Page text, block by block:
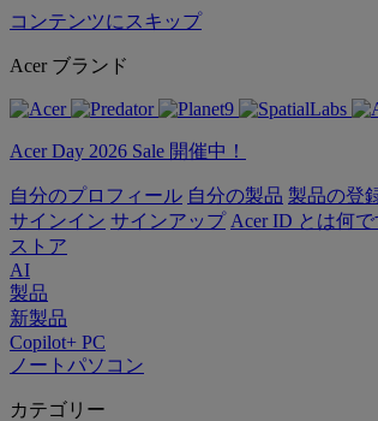
コンテンツにスキップ
Acer ブランド
Acer Day 2026 Sale 開催中！
自分のプロフィール 自分の製品 製品の登
サインイン サインアップ Acer ID とは何で
ストア
AI
製品
新製品
Copilot+ PC
ノートパソコン
カテゴリー